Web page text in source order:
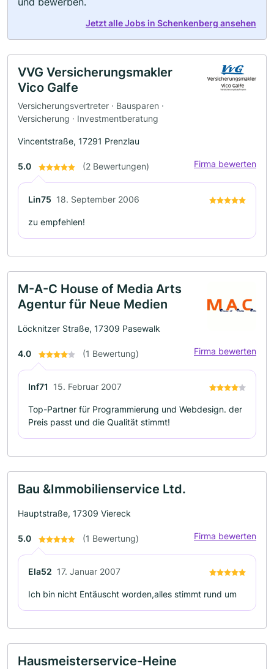
Jetzt alle Jobs in Schenkenberg ansehen
VVG Versicherungsmakler
Vico Galfe
Versicherungsvertreter · Bausparen ·
Versicherung · Investmentberatung
Vincentstraße, 17291 Prenzlau
5.0 (2 Bewertungen) Firma bewerten
Lin75 18. September 2006
zu empfehlen!
M-A-C House of Media Arts
Agentur für Neue Medien
Löcknitzer Straße, 17309 Pasewalk
4.0 (1 Bewertung) Firma bewerten
Inf71 15. Februar 2007
Top-Partner für Programmierung und Webdesign. der
Preis passt und die Qualität stimmt!
Bau &Immobilienservice Ltd.
Hauptstraße, 17309 Viereck
5.0 (1 Bewertung) Firma bewerten
Ela52 17. Januar 2007
Ich bin nicht Entäuscht worden,alles stimmt rund um
Hausmeisterservice-Heine